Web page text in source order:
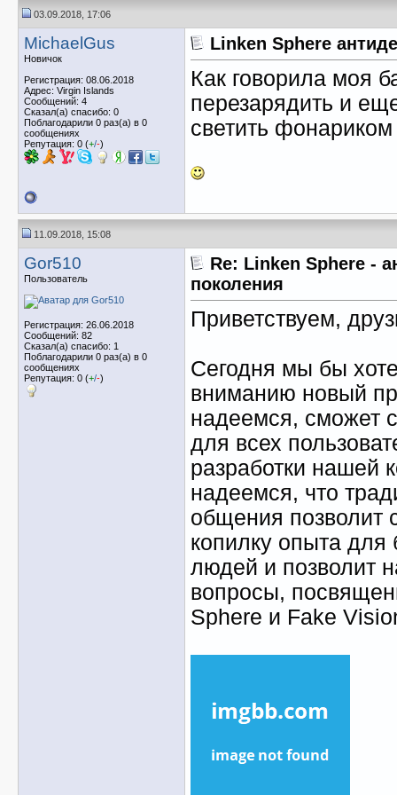
03.09.2018, 17:06
MichaelGus
Новичок
Регистрация: 08.06.2018
Адрес: Virgin Islands
Сообщений: 4
Сказал(а) спасибо: 0
Поблагодарили 0 раз(а) в 0
сообщениях
Репутация: 0 (+/-)
Linken Sphere
Как говорила моя
перезарядить и
светить
11.09.2018, 15:08
Gor510
Пользователь
Регистрация: 26.06.2018
Сообщений: 82
Сказал(а) спасибо: 1
Поблагодарили 0 раз(а) в 0
сообщениях
Репутация: 0 (+/-)
Re: Linken Sphere -
поколения
Приветствуем,
Сегодня мы бы
вниманию новый
надеемся, сможет
для всех
разработки нашей
надеемся, что
общения позволит
копилку опыта для
людей и позволит
вопросы,
Sphere и Fake